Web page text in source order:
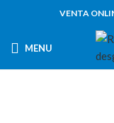
VENTA
MENU